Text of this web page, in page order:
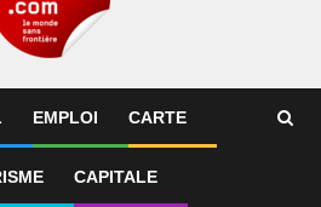
EMPLOI CARTE
CAPITALE